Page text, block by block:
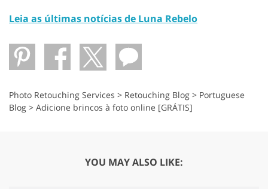
Leia as últimas notícias de Luna Rebelo
Photo Retouching Services > Retouching Blog > Portuguese
Blog > Adicione brincos à foto online [GRÁTIS]
YOU MAY ALSO LIKE: